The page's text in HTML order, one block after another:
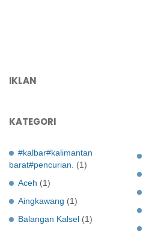
IKLAN
KATEGORI
#kalbar#kalimantan
barat#pencurian.
(1)
Aceh (1)
Aingkawang (1)
Balangan Kalsel (1)